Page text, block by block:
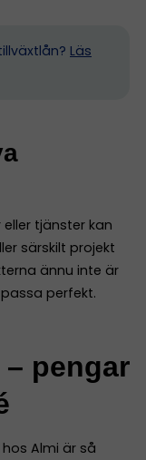
Läs
tjänster kan
särskilt projekt
ännu inte är
perfekt.
pengar
Almi är så